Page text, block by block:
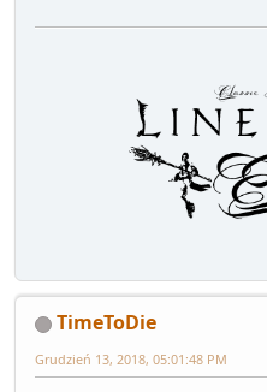
TimeToDie
Grudzień 13, 2018, 05:01:48 PM